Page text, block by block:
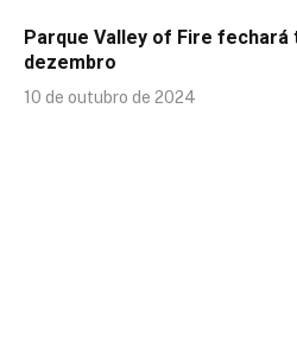
Parque Valley of Fire
dezembro
10 de outubro de 2024